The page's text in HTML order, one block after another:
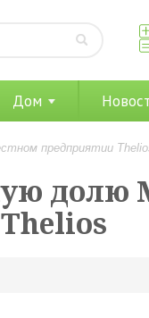
Дом
предприятии
долю